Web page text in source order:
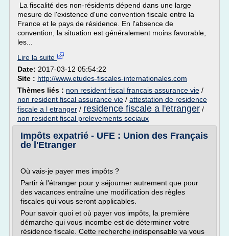
La fiscalité des non-résidents dépend dans une large
mesure de l'existence d'une convention fiscale entre la
France et le pays de résidence. En l'absence de
convention, la situation est généralement moins favorable,
les...
Lire la suite
Date: 2017-03-12 05:54:22
Site : http://www.etudes-fiscales-internationales.com
Thèmes liés : non resident fiscal francais assurance vie /
non resident fiscal assurance vie / attestation de residence
fiscale a l etranger / residence fiscale a l'etranger /
non resident fiscal prelevements sociaux
Impôts expatrié - UFE : Union des Français
de l'Etranger
Où vais-je payer mes impôts ?
Partir à l'étranger pour y séjourner autrement que pour
des vacances entraîne une modification des règles
fiscales qui vous seront applicables.
Pour savoir quoi et où payer vos impôts, la première
démarche qui vous incombe est de déterminer votre
résidence fiscale. Cette recherche indispensable va vous